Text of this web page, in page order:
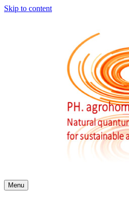
Skip to content
Menu